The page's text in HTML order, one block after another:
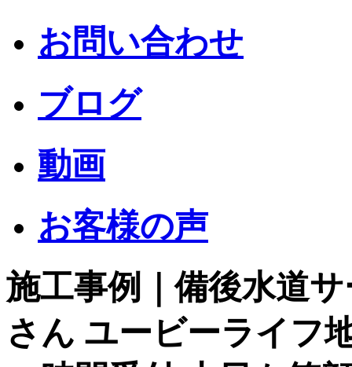
お問い合わせ
ブログ
動画
お客様の声
施工事例｜備後水道
さん ユービーライフ